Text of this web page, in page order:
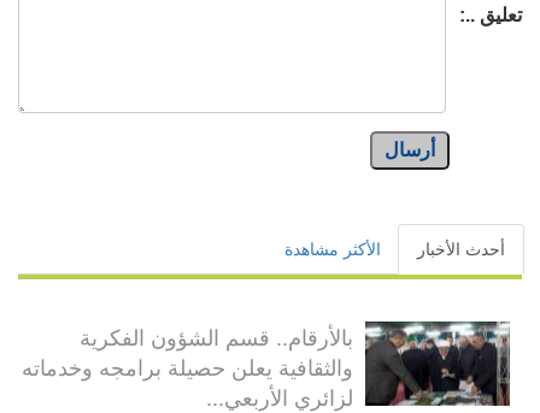
تعليق ..:
أرسال
أحدث الأخبار الأكثر مشاهدة
بالأرقام.. قسم الشؤون الفكرية
والثقافية يعلن حصيلة برامجه وخدماته
لزائري الأربعي...